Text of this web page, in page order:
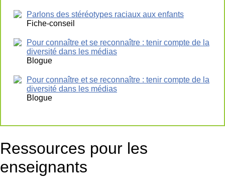
Parlons des stéréotypes raciaux aux enfants
Fiche-conseil
Pour connaître et se reconnaître : tenir compte de la
diversité dans les médias
Blogue
Pour connaître et se reconnaître : tenir compte de la
diversité dans les médias
Blogue
Ressources pour les
enseignants